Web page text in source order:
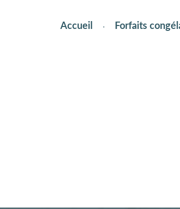
Accueil Forfaits